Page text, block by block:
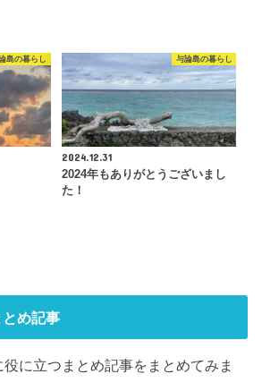
島の暮らし 与論島の暮らし
2024.12.31
2024年もありがとうございまし
た！
め記事
に立つまとめ記事をまとめてみま